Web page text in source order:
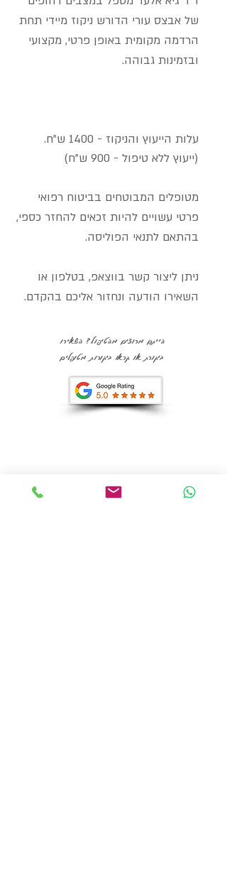
של אבצס עורי הדורש ניקוז מיידי תחת
הרדמה מקומית באופן פרטי, מקצועי
ובזמינות גבוהה.
עלות הייעוץ והניקוז - 1400 ש"ח.
(ייעוץ ללא טיפול - 900 ש"ח)
מטופלים המבוטחים בביטוח רפואי
פרטי עשויים להיות זכאים להחזר כספי,
בהתאם לתנאי הפוליסה.
ניתן ליצור קשר בווצאפ, בטלפון או
השאירו הודעה ונחזור אליכם בהקדם.
הייתם מרוצים מהטיפול? השאירו
ביקורת או קראו ביקורות מטופלים
צור קשר